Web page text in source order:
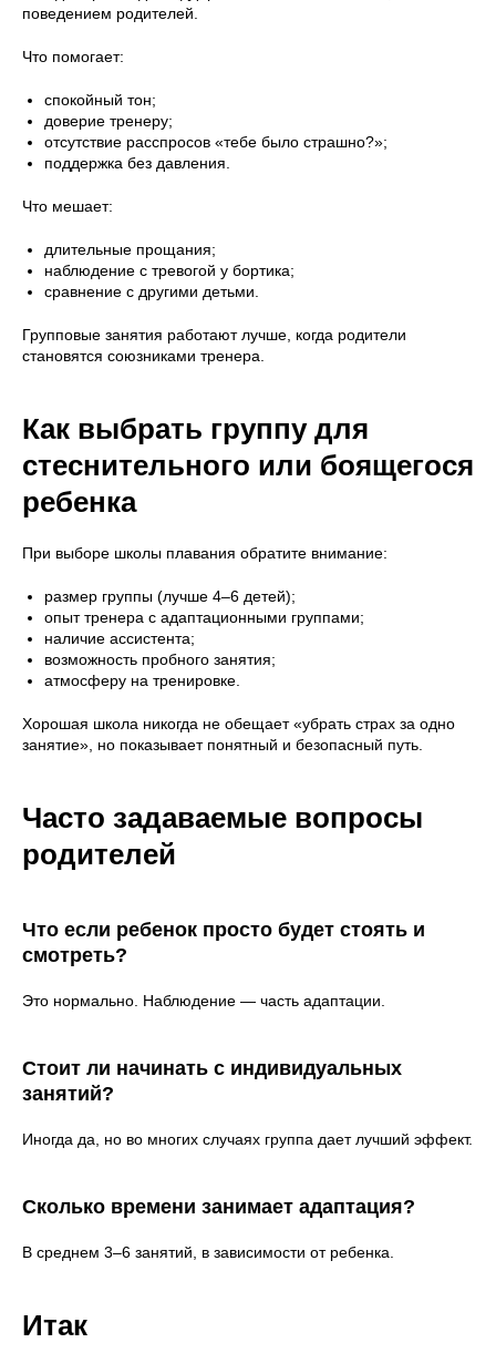
поведением родителей.
Что помогает:
спокойный тон;
доверие тренеру;
отсутствие расспросов «тебе было страшно?»;
поддержка без давления.
Что мешает:
длительные прощания;
наблюдение с тревогой у бортика;
сравнение с другими детьми.
Групповые занятия работают лучше, когда родители
становятся союзниками тренера.
Как выбрать группу для
стеснительного или боящегося
ребенка
При выборе школы плавания обратите внимание:
размер группы (лучше 4–6 детей);
опыт тренера с адаптационными группами;
наличие ассистента;
возможность пробного занятия;
атмосферу на тренировке.
Хорошая школа никогда не обещает «убрать страх за одно
занятие», но показывает понятный и безопасный путь.
Часто задаваемые вопросы
родителей
Что если ребенок просто будет стоять и
смотреть?
Это нормально. Наблюдение — часть адаптации.
Стоит ли начинать с индивидуальных
занятий?
Иногда да, но во многих случаях группа дает лучший эффект.
Сколько времени занимает адаптация?
В среднем 3–6 занятий, в зависимости от ребенка.
Итак